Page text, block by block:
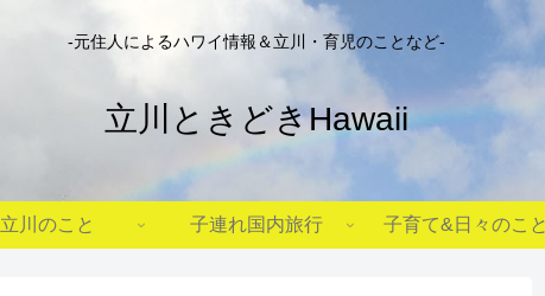
-元住人によるハワイ情報＆立川・育児のことなど-
立川ときどきHawaii
立川のこと 子連れ国内旅行 子育て&日々のこと